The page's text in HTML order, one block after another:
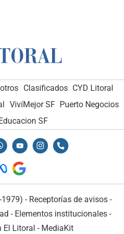
Clasificados CYD Litoral
VivíMejor SF Puerto Negocios
SF
1979) - Receptorías de avisos -
- Elementos institucionales -
El Litoral - MediaKit